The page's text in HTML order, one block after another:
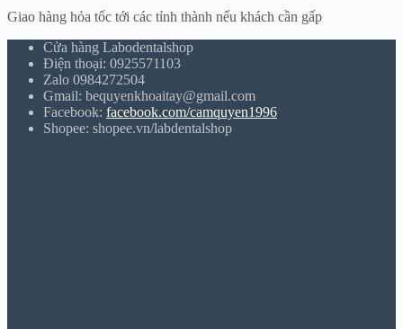
Giao hàng hỏa tốc tới các tỉnh thành nếu khách cần gấp
Cửa hàng Labodentalshop
Điện thoại: 0925571103
Zalo 0984272504
Gmail: bequyenkhoaitay@gmail.com
Facebook: facebook.com/camquyen1996
Shopee: shopee.vn/labdentalshop